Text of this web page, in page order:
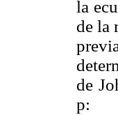
la
de la
de
p: